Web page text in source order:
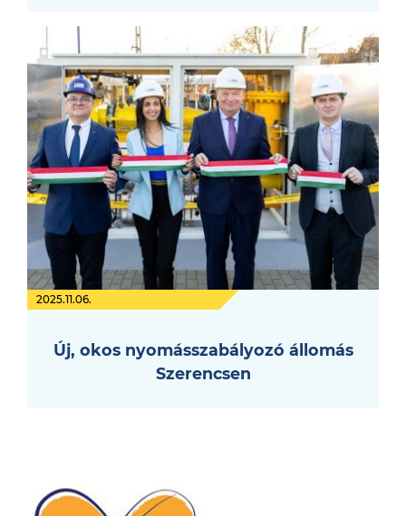
2025.11.06.
Új, okos nyomásszabályozó állomás
Szerencsen